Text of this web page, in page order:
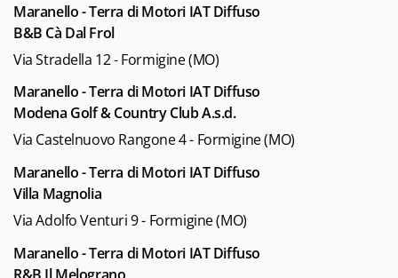
Maranello - Terra di Motori IAT Diffuso
B&B Cà Dal Frol
Via Stradella 12 - Formigine (MO)
Maranello - Terra di Motori IAT Diffuso
Modena Golf & Country Club A.s.d.
Via Castelnuovo Rangone 4 - Formigine (MO)
Maranello - Terra di Motori IAT Diffuso
Villa Magnolia
Via Adolfo Venturi 9 - Formigine (MO)
Maranello - Terra di Motori IAT Diffuso